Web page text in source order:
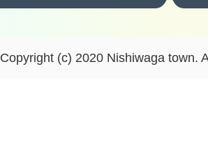
Copyright (c) 2020 Nishiwaga town.